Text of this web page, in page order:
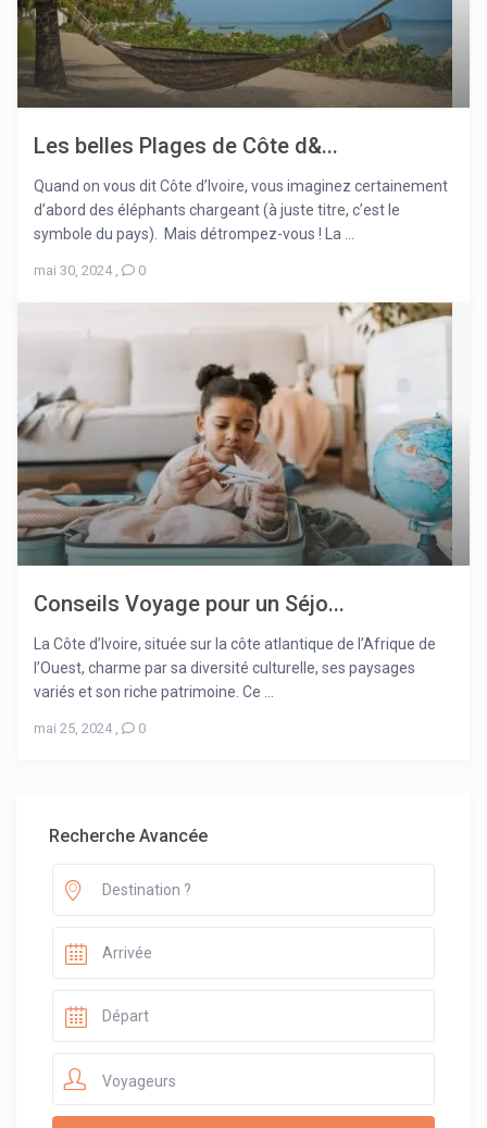
Les belles Plages de Côte d&...
Quand on vous dit Côte d’Ivoire, vous imaginez certainement
d’abord des éléphants chargeant (à juste titre, c’est le
symbole du pays). Mais détrompez-vous ! La ...
mai 30, 2024, 0
Conseils Voyage pour un Séjo...
La Côte d’Ivoire, située sur la côte atlantique de l’Afrique de
l’Ouest, charme par sa diversité culturelle, ses paysages
variés et son riche patrimoine. Ce ...
mai 25, 2024, 0
Recherche Avancée
Voyageurs